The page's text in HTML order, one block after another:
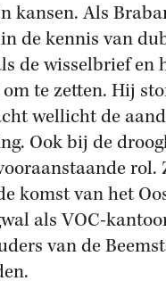
kansen. Als
de kennis van
de wisselbrief
te zetten. Hij
wellicht de
Ook bij de
komst van het
als VOC-
van de